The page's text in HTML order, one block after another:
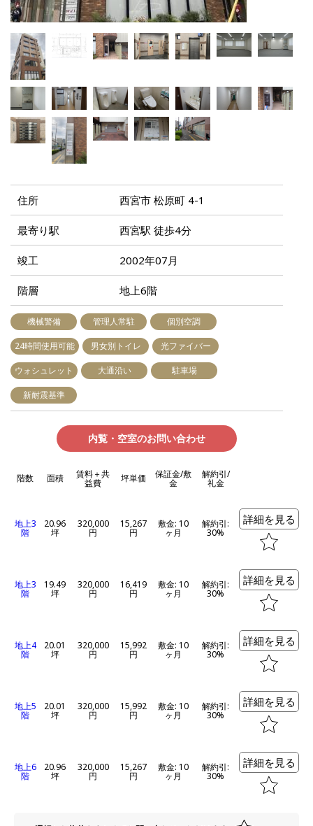
住所 西宮市 松原町 4-1
最寄り駅 西宮駅 徒歩4分
竣工 2002年07月
階層 地上6階
機械警備 管理人常駐 個別空調
24時間使用可能 男女別トイレ 光ファイバー
ウォシュレット 大通沿い 駐車場
新耐震基準
内覧・空室のお問い合わせ
階数 面積 賃料＋共
益費 坪単価 保証金/敷
金
解約引/
礼金
地上3
階
20.96
坪
320,000
円
15,267
円
敷金: 10
ヶ月
解約引:
30%
詳細を見る
地上3
階
19.49
坪
320,000
円
16,419
円
敷金: 10
ヶ月
解約引:
30%
詳細を見る
地上4
階
20.01
坪
320,000
円
15,992
円
敷金: 10
ヶ月
解約引:
30%
詳細を見る
地上5
階
20.01
坪
320,000
円
15,992
円
敷金: 10
ヶ月
解約引:
30%
詳細を見る
地上6
階
20.96
坪
320,000
円
15,267
円
敷金: 10
ヶ月
解約引:
30%
詳細を見る